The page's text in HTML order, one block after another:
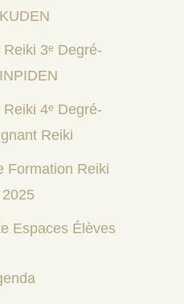
3ᵉ Degré-
4ᵉ Degré-
Reiki
Formation Reiki
2025
Espaces Élèves